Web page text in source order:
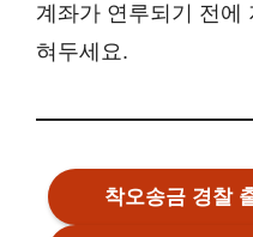
계좌가 연루되기 전에
혀두세요.
착오송금 경찰